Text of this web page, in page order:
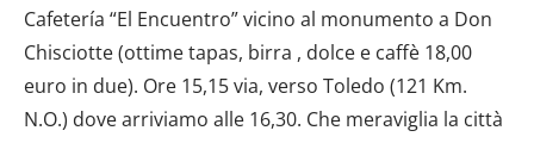
Cafetería “El Encuentro” vicino al monumento a Don
Chisciotte (ottime tapas, birra , dolce e caffè 18,00
euro in due). Ore 15,15 via, verso Toledo (121 Km.
N.O.) dove arriviamo alle 16,30. Che meraviglia la città